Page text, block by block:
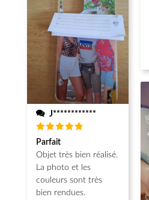
J************
Note5
sur 5
Parfait
Objet très bien réalisé.
La photo et les
couleurs sont très
bien rendues.